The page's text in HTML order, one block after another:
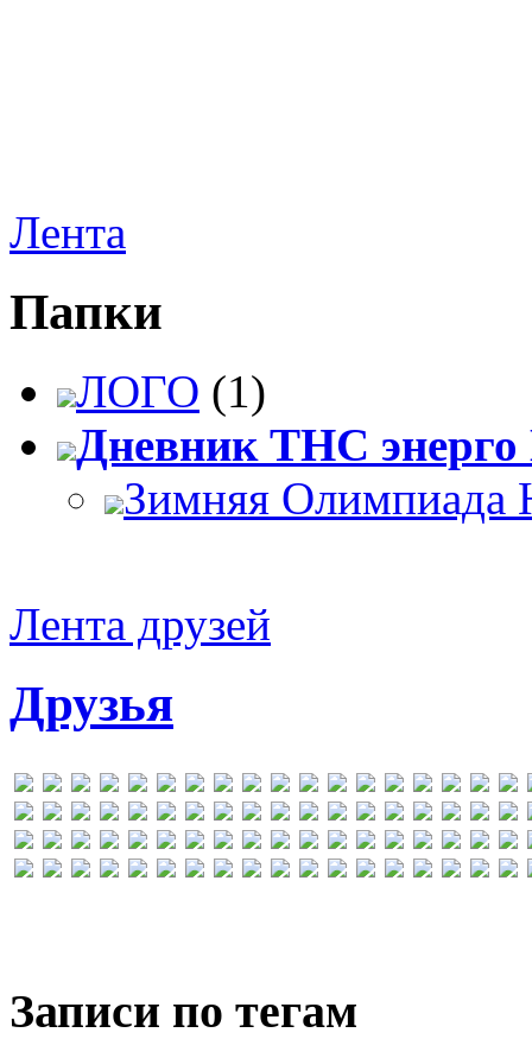
Лента
Папки
ЛОГО (1)
Дневник ТНС
Зимняя Олимпиада
Лента друзей
Друзья
Записи по тегам